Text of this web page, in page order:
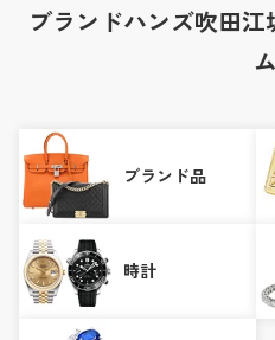
ブランドハンズ吹田
ム
ブランド品
時計